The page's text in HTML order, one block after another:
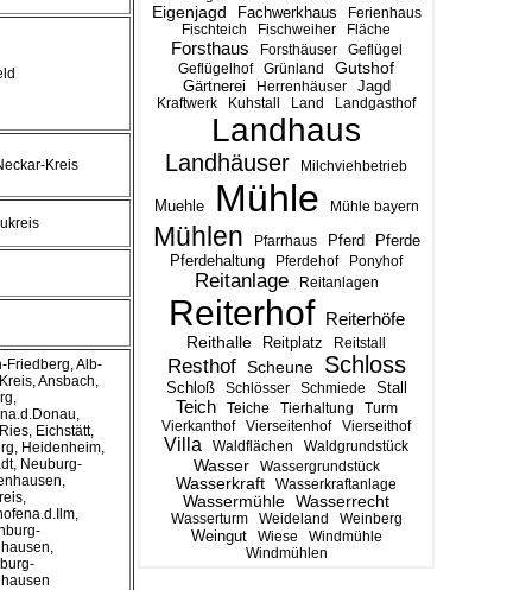
Eigenjagd Fachwerkhaus
Ferienhaus
Fischteich
Fischweiher Fläche
Forsthaus Forsthäuser
Geflügel
Geflügelhof
Grünland
Gutshof
Gärtnerei
Herrenhäuser Jagd
Kraftwerk Kuhstall Land Landgasthof
Landhaus
Landhäuser Milchviehbetrieb
Muehle Mühle Mühle bayern
Mühlen Pfarrhaus Pferd Pferde
Pferdehaltung Pferdehof Ponyhof
Reitanlage Reitanlagen
Reiterhof Reiterhöfe
Reithalle Reitplatz Reitstall
Resthof Scheune Schloss
Schloß Schlösser Schmiede Stall
Teich Teiche Tierhaltung
Turm
Vierkanthof
Vierseitenhof Vierseithof
Villa Waldflächen Waldgrundstück
Wasser Wassergrundstück
Wasserkraft Wasserkraftanlage
Wassermühle Wasserrecht
Wasserturm Weideland Weinberg
Weingut Wiese
Windmühle
Windmühlen
Kreis
Friedberg, Alb-
Ansbach,
Eichstätt,
Heidenheim,
Neuburg-